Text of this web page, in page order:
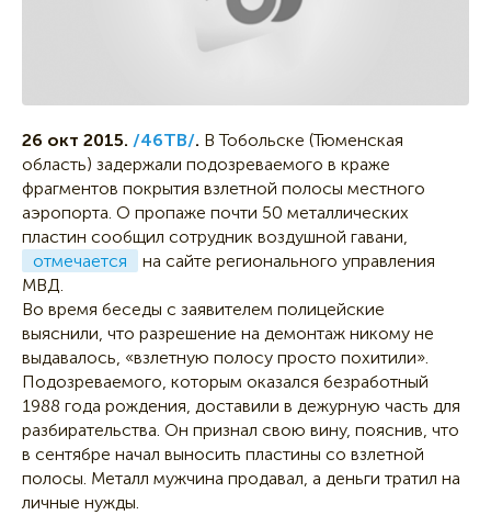
26 окт 2015. /46ТВ/. В Тобольске (Тюменская
область) задержали подозреваемого в краже
фрагментов покрытия взлетной полосы местного
аэропорта. О пропаже почти 50 металлических
пластин сообщил сотрудник воздушной гавани,
отмечается
на сайте регионального управления
МВД.
Во время беседы с заявителем полицейские
выяснили, что разрешение на демонтаж никому не
выдавалось, «взлетную полосу просто похитили».
Подозреваемого, которым оказался безработный
1988 года рождения, доставили в дежурную часть для
разбирательства. Он признал свою вину, пояснив, что
в сентябре начал выносить пластины со взлетной
полосы. Металл мужчина продавал, а деньги тратил на
личные нужды.